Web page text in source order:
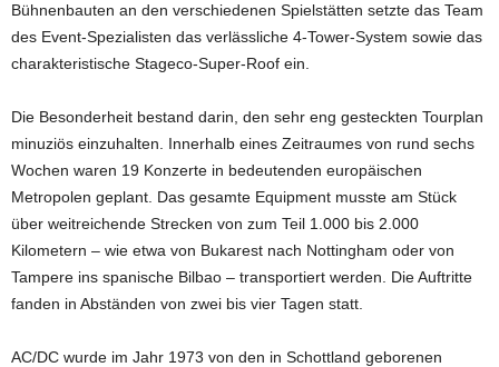
Bühnenbauten an den verschiedenen Spielstätten setzte das Team
des Event-Spezialisten das verlässliche 4-Tower-System sowie das
charakteristische Stageco-Super-Roof ein.
Die Besonderheit bestand darin, den sehr eng gesteckten Tourplan
minuziös einzuhalten. Innerhalb eines Zeitraumes von rund sechs
Wochen waren 19 Konzerte in bedeutenden europäischen
Metropolen geplant. Das gesamte Equipment musste am Stück
über weitreichende Strecken von zum Teil 1.000 bis 2.000
Kilometern – wie etwa von Bukarest nach Nottingham oder von
Tampere ins spanische Bilbao – transportiert werden. Die Auftritte
fanden in Abständen von zwei bis vier Tagen statt.
AC/DC wurde im Jahr 1973 von den in Schottland geborenen